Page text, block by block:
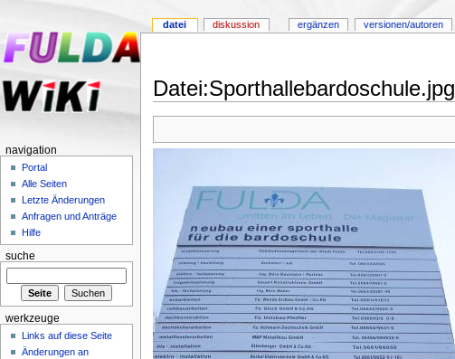
Datei:Sporthallebardoschule.jpg
datei diskussion ergänzen versionen/autoren
navigation
Portal
Alle Seiten
Letzte Änderungen
Anfragen und Anträge
Hilfe
suche
werkzeuge
Links auf diese Seite
Änderungen an